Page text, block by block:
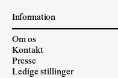
Information
Om os
Kontakt
Presse
Ledige stillinger